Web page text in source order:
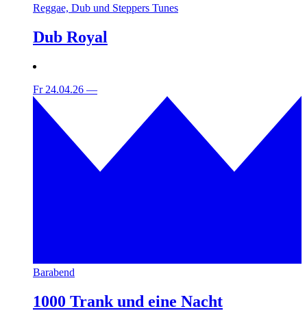
Reggae, Dub und Steppers Tunes
Dub Royal
Fr 24.04.26 —
Barabend
1000 Trank und eine Nacht